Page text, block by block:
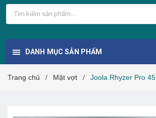
DANH MỤC SẢN PHẨM
Trang chủ / Mặt vợt / Joola Rhyzer Pro 45